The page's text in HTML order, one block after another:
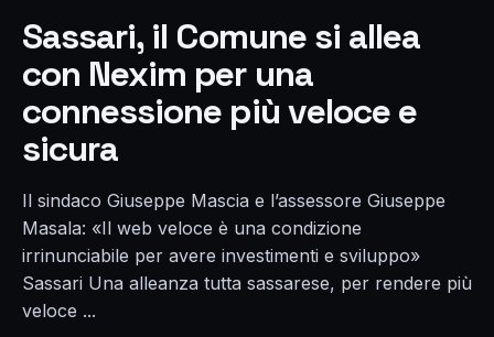
Sassari, il Comune si allea
con Nexim per una
connessione più veloce e
sicura
Il sindaco Giuseppe Mascia e l’assessore Giuseppe
Masala: «Il web veloce è una condizione
irrinunciabile per avere investimenti e sviluppo»
Sassari Una alleanza tutta sassarese, per rendere più
veloce ...